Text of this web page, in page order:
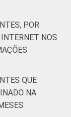
POR
NOS
QUE
NA